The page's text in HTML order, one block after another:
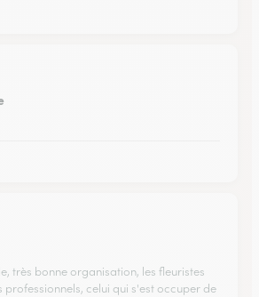
très bonne organisation, les fleuristes
professionnels, celui qui s'est occuper de